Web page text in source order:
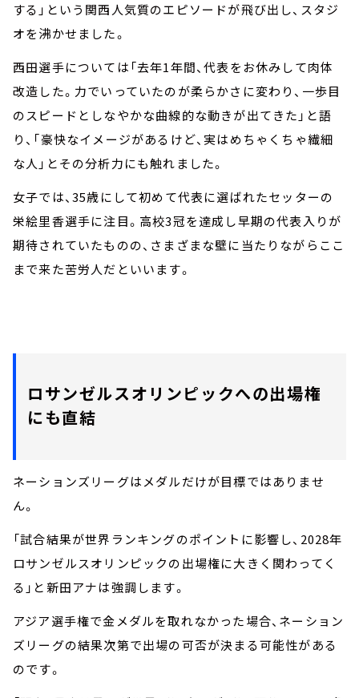
する」という関西人気質のエピソードが飛び出し、スタジ
オを沸かせました。
西田選手については「去年1年間、代表をお休みして肉体
改造した。力でいっていたのが柔らかさに変わり、一歩目
のスピードとしなやかな曲線的な動きが出てきた」と語
り、「豪快なイメージがあるけど、実はめちゃくちゃ繊細
な人」とその分析力にも触れました。
女子では、35歳にして初めて代表に選ばれたセッターの
栄絵里香選手に注目。高校3冠を達成し早期の代表入りが
期待されていたものの、さまざまな壁に当たりながらここ
まで来た苦労人だといいます。
ロサンゼルスオリンピックへの出場権
にも直結
ネーションズリーグはメダルだけが目標ではありませ
ん。
「試合結果が世界ランキングのポイントに影響し、2028年
ロサンゼルスオリンピックの出場権に大きく関わってく
る」と新田アナは強調します。
アジア選手権で金メダルを取れなかった場合、ネーション
ズリーグの結果次第で出場の可否が決まる可能性がある
のです。